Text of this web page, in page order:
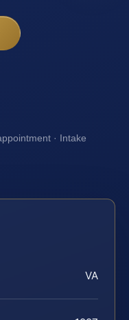
· Intake
VA